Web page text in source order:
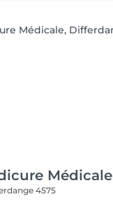
Médicale
4575